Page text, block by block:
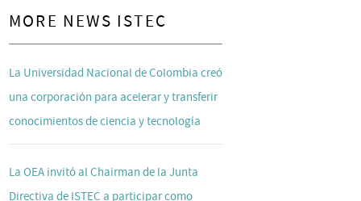
MORE NEWS ISTEC
La Universidad Nacional de Colombia creó
una corporación para acelerar y transferir
conocimientos de ciencia y tecnología
La OEA invitó al Chairman de la Junta
Directiva de ISTEC a participar como